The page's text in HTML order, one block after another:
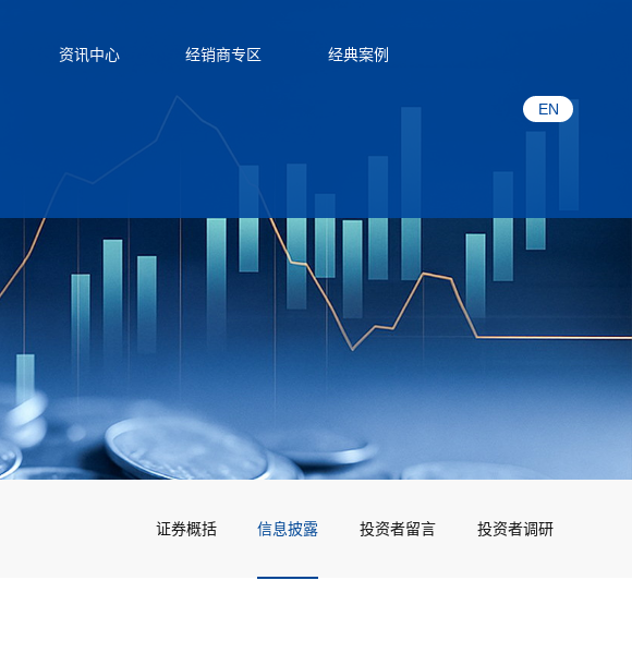
资讯中心 经销商专区 经典案例
EN
证券概括 信息披露 投资者留言 投资者调研